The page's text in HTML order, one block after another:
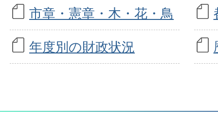
市章・憲章・木・花・鳥
年度別の財政状況